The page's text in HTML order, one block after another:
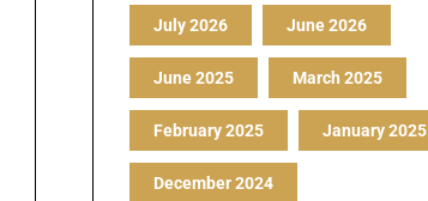
July 2026 June 2026
June 2025 March 2025
February 2025 January 2025
December 2024